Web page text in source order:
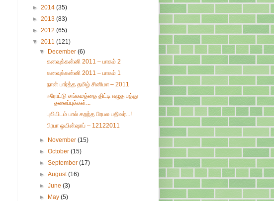
► 2014 (35)
► 2013 (83)
► 2012 (65)
▼ 2011 (121)
▼
December(6)
கனவுக்கன்னி 2011 – பாகம் 2
கனவுக்கன்னி 2011 – பாகம் 1
நான் பார்த்த தமிழ் சினிமா – 2011
ஈரோட்டு சங்கமத்தை திட்டி எழுத பத்து
தலைப்புக்கள்...
புலியிடம் பால் கறந்த பிரபல பதிவர்...!
பிரபா ஒயின்ஷாப் – 12122011
► November(15)
►October(15)
►September(17)
►August(16)
►June(3)
►
May(5)